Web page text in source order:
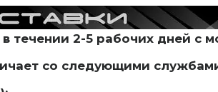
течении 2-5 рабочих дней с
со следующими